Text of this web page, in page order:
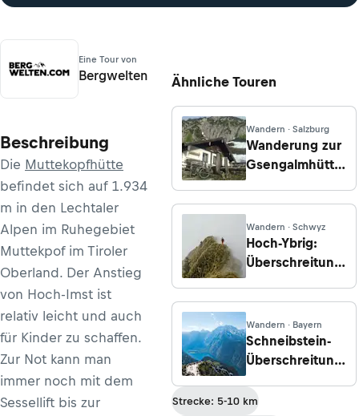
Eine Tour von
Bergwelten
Beschreibung
Die Muttekopfhütte
befindet sich auf 1.934
m in den Lechtaler
Alpen im Ruhegebiet
Muttekpof im Tiroler
Oberland. Der Anstieg
von Hoch-Imst ist
relativ leicht und auch
für Kinder zu schaffen.
Zur Not kann man
immer noch mit dem
Sessellift bis zur
Ähnliche Touren
Wandern · Salzburg
Wanderung zur
Gsengalmhütte
Bergstation der
Karkogelbahn /
Abtenau
Wandern · Schwyz
Hoch-Ybrig:
Überschreitung
und Forstberg
Wandern · Bayern
Schneibstein-
Überschreitung,
Königssee -
Strecke: 5-10 km